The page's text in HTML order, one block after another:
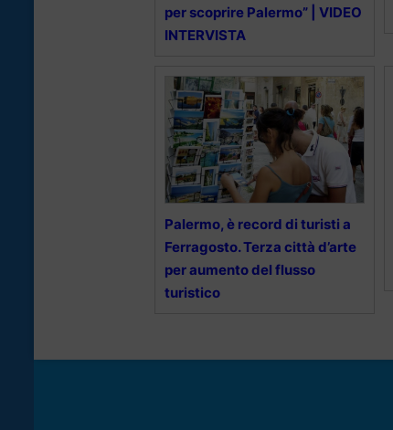
per scoprire Palermo” | VIDEO
INTERVISTA
Palermo, è record di turisti a
Ferragosto. Terza città d’arte
per aumento del flusso
turistico